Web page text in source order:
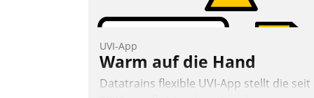
UVI-App
Warm auf die Hand
Datatrains flexible UVI-App stellt die seit